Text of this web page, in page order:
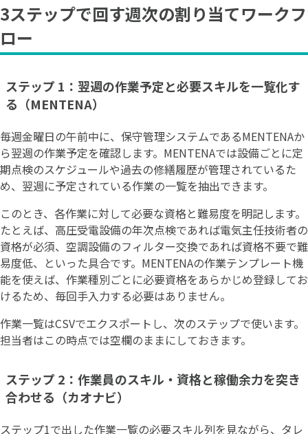
3ステップで回す週次の割り当てワークフ
ロー
ステップ 1：翌週の作業予定と必要スキルを一覧化す
る（MENTENA）
毎週金曜日の午前中に、保守管理システムであるMENTENAか
ら翌週の作業予定を確認します。MENTENAでは設備ごとに定
期点検のスケジュールや過去の修繕履歴が管理されているた
め、翌週に予定されている作業の一覧を抽出できます。
このとき、各作業に対して必要な資格と難易度を明記します。
たとえば、高圧受電設備の年次点検であれば電気主任技術者の
資格が必須、空調設備のフィルター交換であれば資格不要で難
易度低、といった具合です。MENTENAの作業テンプレート機
能を使えば、作業種別ごとに必要資格をあらかじめ登録してお
けるため、毎回手入力する必要はありません。
作業一覧はCSVでエクスポートし、次のステップで使います。
担当者はこの時点では空欄のままにしておきます。
ステップ 2：作業員のスキル・資格と稼働余力を突き
合わせる（カオナビ）
ステップ1で出した作業一覧の必要スキル列を見ながら、タレ